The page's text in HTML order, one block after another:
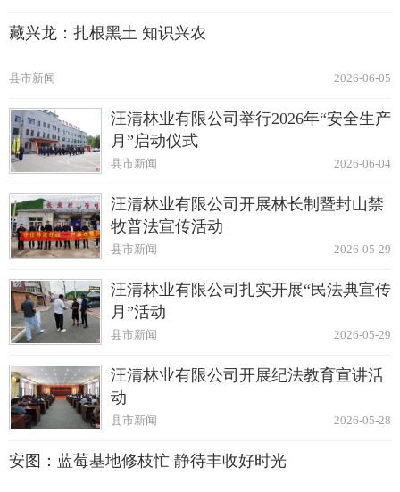
藏兴龙：扎根黑土 知识兴农
2026-06-05
县市新闻
汪清林业有限公司举行2026年“安全生产
月”启动仪式
2026-06-04
县市新闻
汪清林业有限公司开展林长制暨封山禁
牧普法宣传活动
2026-05-29
县市新闻
汪清林业有限公司扎实开展“民法典宣传
月”活动
2026-05-29
县市新闻
汪清林业有限公司开展纪法教育宣讲活
动
2026-05-28
县市新闻
安图：蓝莓基地修枝忙 静待丰收好时光